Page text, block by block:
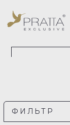
ФИЛЬТР